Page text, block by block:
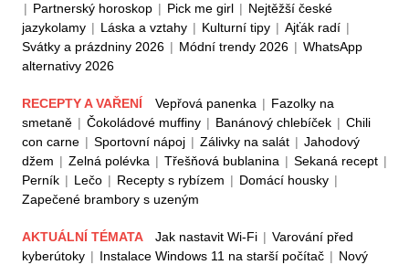
| Partnerský horoskop | Pick me girl | Nejtěžší české
jazykolamy | Láska a vztahy | Kulturní tipy | Ajťák radí |
Svátky a prázdniny 2026 | Módní trendy 2026 | WhatsApp
alternativy 2026
RECEPTY A VAŘENÍ Vepřová panenka | Fazolky na
smetaně | Čokoládové muffiny | Banánový chlebíček | Chili
con carne | Sportovní nápoj | Zálivky na salát | Jahodový
džem | Zelná polévka | Třešňová bublanina | Sekaná recept |
Perník | Lečo | Recepty s rybízem | Domácí housky |
Zapečené brambory s uzeným
AKTUÁLNÍ TÉMATA Jak nastavit Wi-Fi | Varování před
kyberútoky | Instalace Windows 11 na starší počítač | Nový